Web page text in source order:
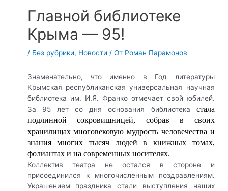
Главной библиотеке
Крыма — 95!
/ Без рубрики, Новости / От Роман Парамонов
Знаменательно, что именно в Год литературы
Крымская республиканская универсальная научная
библиотека им. И.Я. Франко отмечает свой юбилей.
За 95 лет со дня основания библиотека стала
подлинной сокровищницей, собрав в своих
хранилищах многовековую мудрость человечества и
знания многих тысяч людей в книжных томах,
фолиантах и на современных носителях.
Коллектив театра не остался в стороне и
присоединился к многочисленным поздравлениям.
Украшением праздника стали выступления наших